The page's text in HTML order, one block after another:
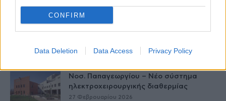
CONFIRM
Data Deletion Data Access Privacy Policy
27 Φεβρουαρίου 2026
Νοσ. Παπαγεωργίου – Νέο σύστημα
ηλεκτροχειρουργικής διαθερμίας
27 Φεβρουαρίου 2026